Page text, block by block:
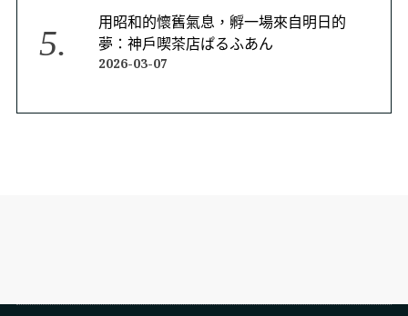
用昭和的懷舊氣息，孵一場來自明日的
夢：神戶喫茶店ぱるふあん
2026-03-07